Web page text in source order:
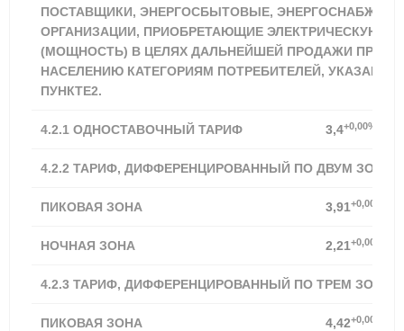
ПОСТАВЩИКИ, ЭНЕРГОСБЫТОВЫЕ,
ОРГАНИЗАЦИИ, ПРИОБРЕТАЮЩИЕ ЭЛЕКТРИЧЕСКУЮ
(МОЩНОСТЬ) В ЦЕЛЯХ ДАЛЬНЕЙШЕЙ ПРОДАЖИ
НАСЕЛЕНИЮ КАТЕГОРИЯМ ПОТРЕБИТЕЛЕЙ,
ПУНКТЕ2.
4.2.1 ОДНОСТАВОЧНЫЙ ТАРИФ 3,4+0,00%
4.2.2 ТАРИФ, ДИФФЕРЕНЦИРОВАННЫЙ ПО ДВУМ
ПИКОВАЯ ЗОНА 3,91+0,00%
НОЧНАЯ ЗОНА 2,21+0,00%
4.2.3 ТАРИФ, ДИФФЕРЕНЦИРОВАННЫЙ ПО ТРЕМ ЗОНАМ
ПИКОВАЯ ЗОНА 4,42+0,00%